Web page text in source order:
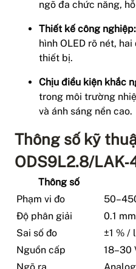
ngõ đa chức năng,
Thiết kế công nghiệp:
hình OLED rõ nét,
thiết bị.
Chịu điều kiện khắc
trong môi trường
và ánh sáng nền cao.
Thông số kỹ
ODS9L2.8/
Thông số
Phạm vi đo
Độ phân giải
0.1 mm
Sai số đo
±1 % /
Nguồn cấp
18–30